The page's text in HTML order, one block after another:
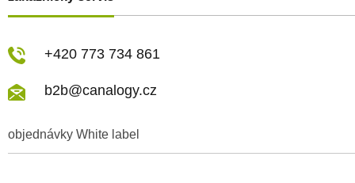
objednávky White label
+420 773 734 861
b2b@canalogy.cz